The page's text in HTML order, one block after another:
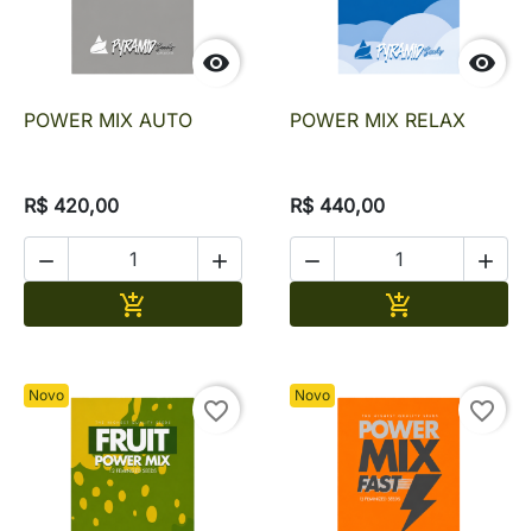

POWER MIX AUTO
R$ 420,00
 


POWER MIX RELAX
R$ 440,00
 

Novo
favorite_border
Novo
favorite_border